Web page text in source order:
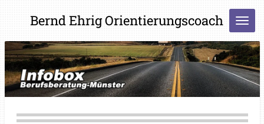
Zum
Hauptinhalt
springen
Bernd Ehrig Orientierungscoach